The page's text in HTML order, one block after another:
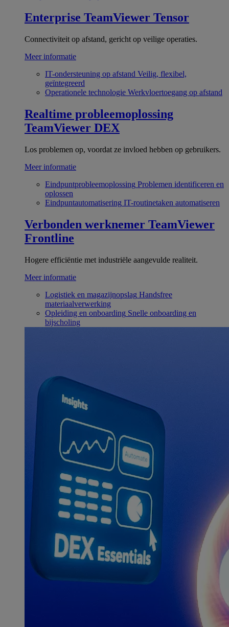
Enterprise TeamViewer Tensor
Connectiviteit op afstand, gericht op veilige operaties.
Meer informatie
IT-ondersteuning op afstand Veilig, flexibel,
geïntegreerd
Operationele technologie Werkvloertoegang op afstand
Realtime probleemoplossing
TeamViewer DEX
Los problemen op, voordat ze invloed hebben op gebruikers.
Meer informatie
Eindpuntprobleemoplossing Problemen identificeren en
oplossen
Eindpuntautomatisering IT-routinetaken automatiseren
Verbonden werknemer TeamViewer
Frontline
Hogere efficiëntie met industriële aangevulde realiteit.
Meer informatie
Logistiek en magazijnopslag Handsfree
materiaalverwerking
Opleiding en onboarding Snelle onboarding en
bijscholing